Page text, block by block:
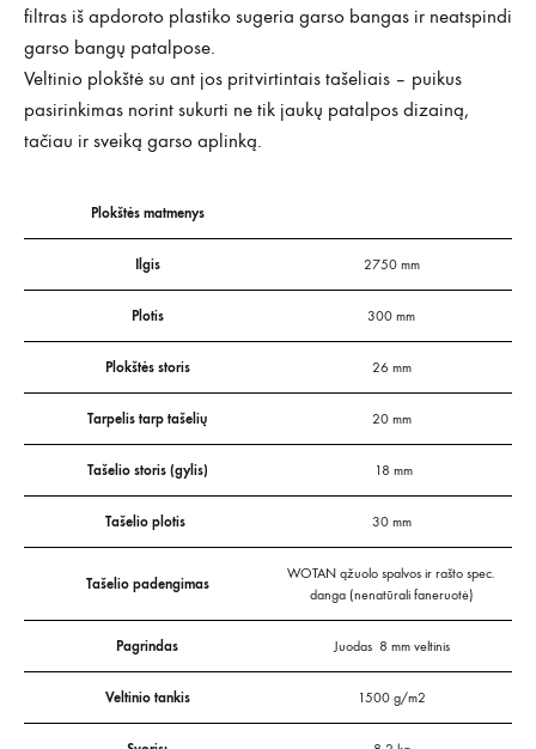
filtras iš apdoroto plastiko sugeria garso bangas ir neatspindi
garso bangų patalpose.
Veltinio plokštė su ant jos pritvirtintais tašeliais – puikus
pasirinkimas norint sukurti ne tik jaukų patalpos dizainą,
tačiau ir sveiką garso aplinką.
Plokštės matmenys
Ilgis 2750 mm
Plotis 300 mm
Plokštės storis 26 mm
Tarpelis tarp tašelių 20 mm
Tašelio storis (gylis) 18 mm
Tašelio plotis 30 mm
Tašelio padengimas
WOTAN ąžuolo spalvos ir rašto spec.
danga (nenatūrali faneruotė)
Pagrindas Juodas 8 mm veltinis
Veltinio tankis 1500 g/m2